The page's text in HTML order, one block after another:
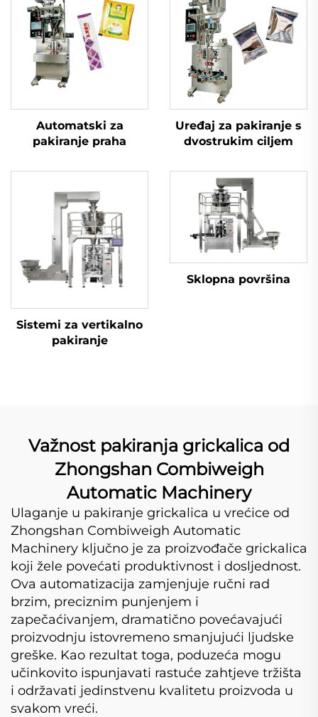
Automatski za
pakiranje praha
Uređaj za pakiranje s
dvostrukim ciljem
Sistemi za vertikalno
pakiranje
Sklopna površina
Važnost pakiranja grickalica od
Zhongshan Combiweigh
Automatic Machinery
Ulaganje u pakiranje grickalica u vrećice od
Zhongshan Combiweigh Automatic
Machinery ključno je za proizvođače grickalica
koji žele povećati produktivnost i dosljednost.
Ova automatizacija zamjenjuje ručni rad
brzim, preciznim punjenjem i
zapečaćivanjem, dramatično povećavajući
proizvodnju istovremeno smanjujući ljudske
greške. Kao rezultat toga, poduzeća mogu
učinkovito ispunjavati rastuće zahtjeve tržišta
i održavati jedinstvenu kvalitetu proizvoda u
svakom vreći.